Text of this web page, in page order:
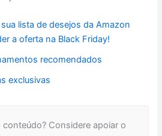
lista de desejos da Amazon
a oferta na Black Friday!
recomendados
exclusivas
Considere apoiar o